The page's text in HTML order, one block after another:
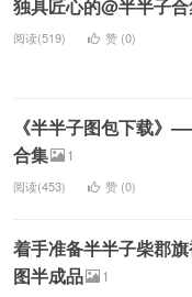
独具匠心的@半半子
阅读(519) 赞 (0)
《半半子图包下载》
合集
1
阅读(453) 赞 (0)
着手准备半半子柴郡
图半成品
1